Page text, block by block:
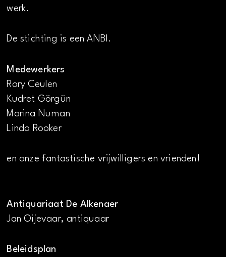
werk.
De stichting is een ANBI.
Medewerkers
Rory Ceulen
Kudret Görgün
Marina Numan
Linda Rooker
en onze fantastische vrijwilligers en vrienden!
Antiquariaat De Alkenaer
Jan Oijevaar, antiquaar
Beleidsplan